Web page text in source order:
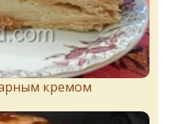
кремом